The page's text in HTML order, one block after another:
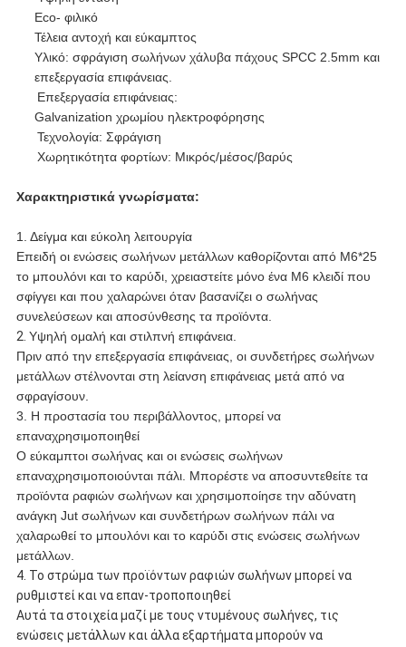
Eco- φιλικό
Τέλεια αντοχή και εύκαμπτος
Υλικό: σφράγιση σωλήνων χάλυβα πάχους SPCC 2.5mm και
επεξεργασία επιφάνειας.
Επεξεργασία επιφάνειας:
Galvanization χρωμίου ηλεκτροφόρησης
Τεχνολογία: Σφράγιση
Χωρητικότητα φορτίων: Μικρός/μέσος/βαρύς
Χαρακτηριστικά γνωρίσματα:
1. Δείγμα και εύκολη λειτουργία
Επειδή οι ενώσεις σωλήνων μετάλλων καθορίζονται από M6*25
το μπουλόνι και το καρύδι, χρειαστείτε μόνο ένα M6 κλειδί που
σφίγγει και που χαλαρώνει όταν βασανίζει ο σωλήνας
συνελεύσεων και αποσύνθεσης τα προϊόντα.
2. Υψηλή ομαλή και στιλπνή επιφάνεια.
Πριν από την επεξεργασία επιφάνειας, οι συνδετήρες σωλήνων
μετάλλων στέλνονται στη λείανση επιφάνειας μετά από να
σφραγίσουν.
3. Η προστασία του περιβάλλοντος, μπορεί να
επαναχρησιμοποιηθεί
Ο εύκαμπτοι σωλήνας και οι ενώσεις σωλήνων
επαναχρησιμοποιούνται πάλι. Μπορέστε να αποσυντεθείτε τα
προϊόντα ραφιών σωλήνων και χρησιμοποίησε την αδύνατη
ανάγκη Jut σωλήνων και συνδετήρων σωλήνων πάλι να
χαλαρωθεί το μπουλόνι και το καρύδι στις ενώσεις σωλήνων
μετάλλων.
4. Το στρώμα των προϊόντων ραφιών σωλήνων μπορεί να
ρυθμιστεί και να επαν-τροποποιηθεί
Αυτά τα στοιχεία μαζί με τους ντυμένους σωλήνες, τις
ενώσεις μετάλλων και άλλα εξαρτήματα μπορούν να